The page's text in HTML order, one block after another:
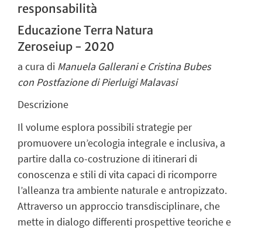
responsabilità
Educazione Terra Natura
Zeroseiup - 2020
a cura di Manuela Gallerani e Cristina Bubes
con Postfazione di Pierluigi Malavasi
Descrizione
Il volume esplora possibili strategie per
promuovere un’ecologia integrale e inclusiva, a
partire dalla co-costruzione di itinerari di
conoscenza e stili di vita capaci di ricomporre
l’alleanza tra ambiente naturale e antropizzato.
Attraverso un approccio transdisciplinare, che
mette in dialogo differenti prospettive teoriche e